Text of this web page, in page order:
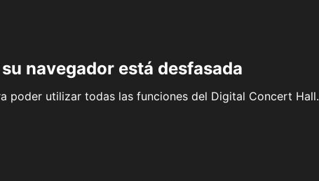
navegador está desfasada
poder utilizar todas las funciones del Digital Concert Hall.